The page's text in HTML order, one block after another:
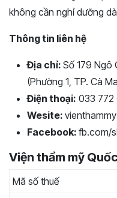
không cần nghỉ dưỡng
Thông tin liên hệ
Địa chỉ: Số 179 Ngô
(Phường 1, TP. Cà
Điện thoại: 033
Wesite:
Facebook: fb.com/
Viện thẩm mỹ
Mã số thuế